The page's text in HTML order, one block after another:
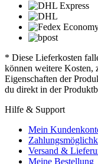
* Diese Lieferkosten
können weitere Kosten,
Eigenschaften der
du direkt in der
Hilfe & Support
Mein
Versand &
Meine Bestellung